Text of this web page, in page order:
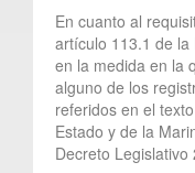
En cuanto al
artículo 113.1 de la
en la medida en la
alguno de los
referidos en el
Estado y de la
Decreto